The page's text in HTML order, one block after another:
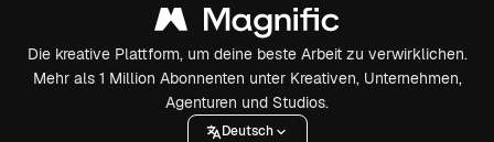
Die kreative Plattform, um deine beste Arbeit zu verwirklichen.
Mehr als 1 Million Abonnenten unter Kreativen, Unternehmen,
Agenturen und Studios.
Deutsch